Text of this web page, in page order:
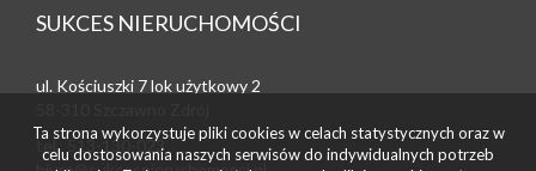
SUKCES NIERUCHOMOŚCI
ul. Kościuszki 7 lok użytkowy 2
tel. 513-130-023
Ta strona wykorzystuje pliki cookies w celach statystycznych oraz w
celu dostosowania naszych serwisów do indywidualnych potrzeb